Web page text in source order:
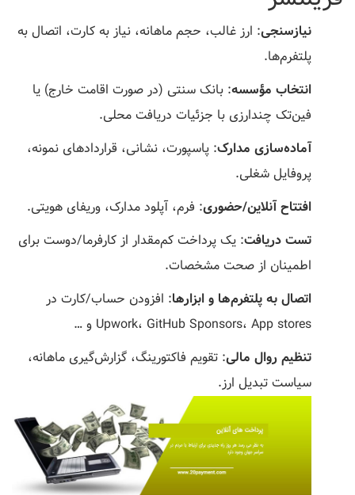
نیازسنجی: ارز غالب، حجم ماهانه، نیاز به کارت، اتصال به
پلتفرم‌ها.
انتخاب مؤسسه: بانک سنتی (در صورت اقامت خارج) یا
فین‌تک چندارزی با جزئیات دریافت محلی.
آماده‌سازی مدارک: پاسپورت، نشانی، قراردادهای نمونه،
پروفایل شغلی.
افتتاح آنلاین/حضوری: فرم، آپلود مدارک، وریفای هویتی.
تست دریافت: یک پرداخت کم‌مقدار از کارفرما/دوست برای
اطمینان از صحت مشخصات.
اتصال به پلتفرم‌ها و ابزارها: افزودن حساب/کارت در
Upwork، GitHub Sponsors، App stores و …
تنظیم روال مالی: تقویم فاکتورینگ، گزارش‌گیری ماهانه،
سیاست تبدیل ارز.